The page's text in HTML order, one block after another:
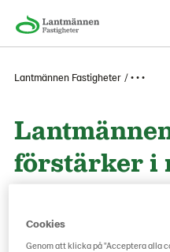
Lantmännen Fastigheter • • •
förstärker i
Cookies
Genom att klicka på "Acceptera alla